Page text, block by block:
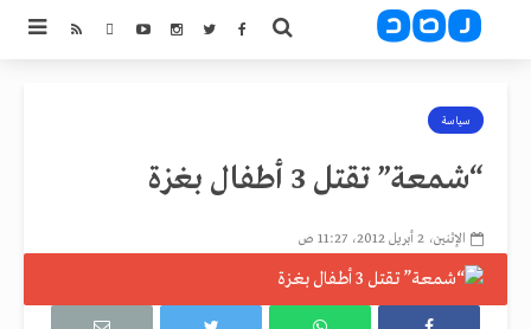
سياسة
“شمعة” تقتل 3 أطفال بغزة
الإثنين، 2 أبريل 2012، 11:27 ص